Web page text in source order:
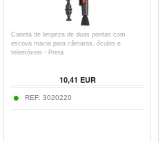
Caneta de limpeza de duas pontas com
escova macia para câmaras, óculos e
telemóveis - Preta
10,41 EUR
REF: 3020220